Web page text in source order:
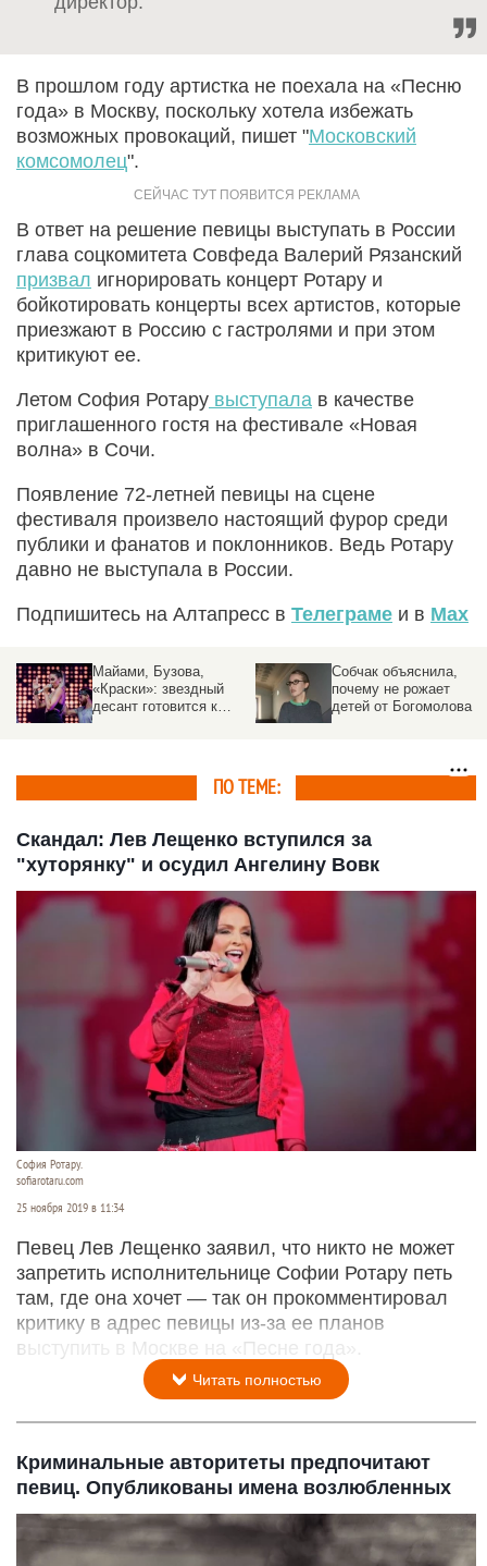
В прошлом году артистка не поехала на «Песню
года» в Москву, поскольку хотела избежать
возможных провокаций, пишет "Московский
комсомолец".
В ответ на решение певицы выступать в России
глава соцкомитета Совфеда Валерий Рязанский
призвал игнорировать концерт Ротару и
бойкотировать концерты всех артистов, которые
приезжают в Россию с гастролями и при этом
критикуют ее.
Летом София Ротару выступала в качестве
приглашенного гостя на фестивале «Новая
волна» в Сочи.
Появление 72-летней певицы на сцене
фестиваля произвело настоящий фурор среди
публики и фанатов и поклонников. Ведь Ротару
давно не выступала в России.
Подпишитесь на Алтапресс в Телеграме и в Max
Майами, Бузова,
«Краски»: звездный
десант готовится к
Собчак объяснила,
почему не рожает
детей от Богомолова
ПО ТЕМЕ:
Скандал: Лев Лещенко вступился за
"хуторянку" и осудил Ангелину Вовк
София Ротару.
sofiarotaru.com
25 ноября 2019 в 11:34
Певец Лев Лещенко заявил, что никто не может
запретить исполнительнице Софии Ротару петь
там, где она хочет — так он прокомментировал
критику в адрес певицы из-за ее планов
выступить в Москве на «Песне года».
Читать полностью
Криминальные авторитеты предпочитают
певиц. Опубликованы имена возлюбленных